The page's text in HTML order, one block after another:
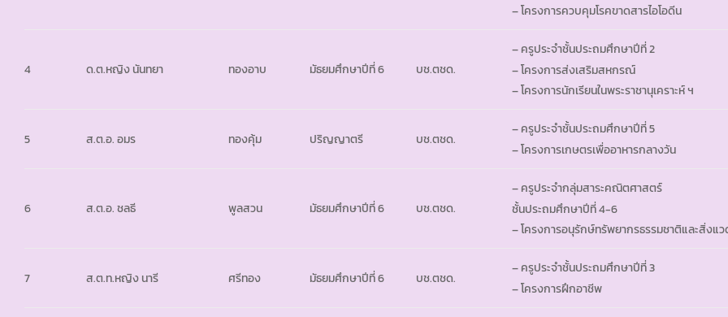
– โครงการควบคุมโรคขาดสารไอโอดีน
4 ด.ต.หญิง นันทยา ทองอาบ มัธยมศึกษาปีที่ 6 บช.ตชด.
– ครูประจำชั้นประถมศึกษาปีที่ 2
– โครงการส่งเสริมสหกรณ์
– โครงการนักเรียนในพระราชานุเคราะห์ ฯ
5 ส.ต.อ. อมร ทองคุ้ม ปริญญาตรี บช.ตชด.
– ครูประจำชั้นประถมศึกษาปีที่ 5
– โครงการเกษตรเพื่ออาหารกลางวัน
6 ส.ต.อ. ชลธี พูลสวน มัธยมศึกษาปีที่ 6 บช.ตชด.
– ครูประจำกลุ่มสาระคณิตศาสตร์
ชั้นประถมศึกษาปีที่ 4-6
– โครงการอนุรักษ์ทรัพยากรธรรมชาติและสิ่งแ
7 ส.ต.ท.หญิง นารี ศรีทอง มัธยมศึกษาปีที่ 6 บช.ตชด.
– ครูประจำชั้นประถมศึกษาปีที่ 3
– โครงการฝึกอาชีพ